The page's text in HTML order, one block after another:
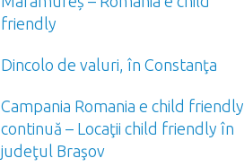
friendly
Dincolo de valuri, în Constanţa
Campania Romania e child friendly
continuă – Locaţii child friendly în
judeţul Braşov